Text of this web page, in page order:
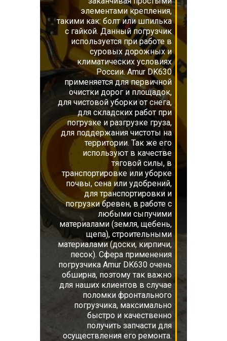
элементами крепления,
такими как: болт или шпилька
с гайкой. Данный погрузчик
используется при работе в
суровых дорожных и
климатических условиях
России. Amur DK630
применяется для первичной
очистки дорог и площадок,
для чистовой уборки от снега,
для складских работ при
погрузке и разгрузке груза,
для поддержания чистоты на
территории. Так же его
используют в качестве
тяговой силы, в
транспортировке или уборке
почвы, сена или удобрений,
для транспортировки и
погрузки бревен, в работе с
любыми сыпучими
материалами (земля, щебень,
щепа), строительными
материалами (доски, кирпичи,
песок). Сфера применения
погрузчика Amur DK630 очень
обширна, поэтому так важно
для наших клиентов в случае
поломки фронтального
погрузчика, максимально
быстро и качественно
получить запчасти для
осуществления его ремонта.